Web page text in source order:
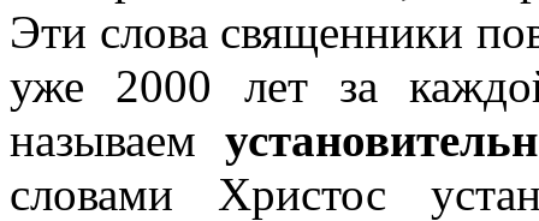
Эти слова священники
уже 2000 лет за
называем
словами Христос